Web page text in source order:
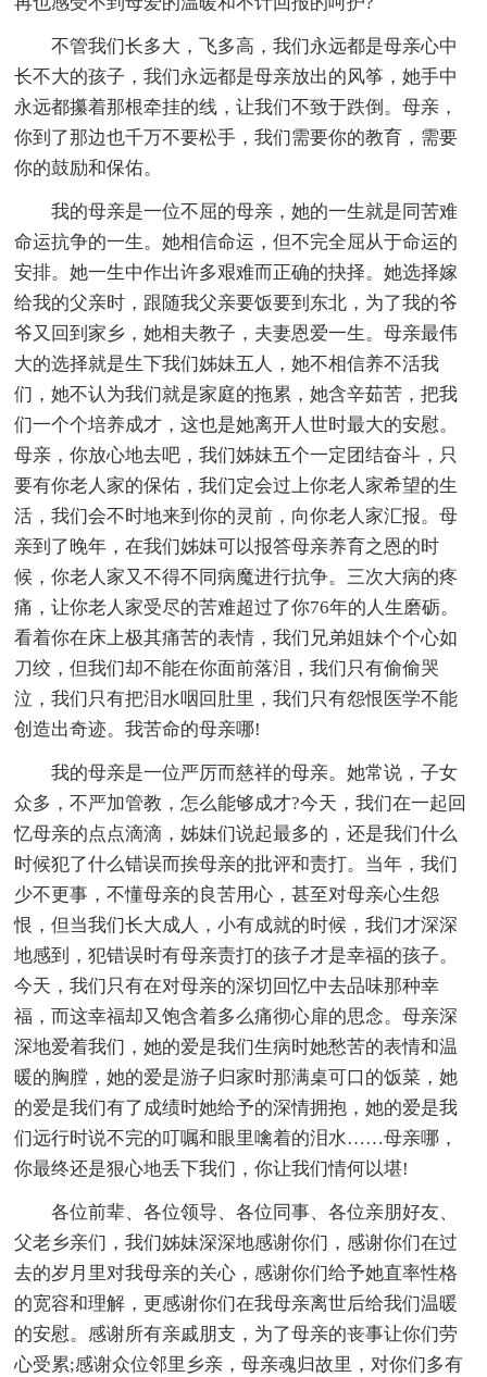
不管我们长多大，飞多高，我们永远都是母亲心中
长不大的孩子，我们永远都是母亲放出的风筝，她手中
永远都攥着那根牵挂的线，让我们不致于跌倒。母亲，
你到了那边也千万不要松手，我们需要你的教育，需要
你的鼓励和保佑。
我的母亲是一位不屈的母亲，她的一生就是同苦难
命运抗争的一生。她相信命运，但不完全屈从于命运的
安排。她一生中作出许多艰难而正确的抉择。她选择嫁
给我的父亲时，跟随我父亲要饭要到东北，为了我的爷
爷又回到家乡，她相夫教子，夫妻恩爱一生。母亲最伟
大的选择就是生下我们姊妹五人，她不相信养不活我
们，她不认为我们就是家庭的拖累，她含辛茹苦，把我
们一个个培养成才，这也是她离开人世时最大的安慰。
母亲，你放心地去吧，我们姊妹五个一定团结奋斗，只
要有你老人家的保佑，我们定会过上你老人家希望的生
活，我们会不时地来到你的灵前，向你老人家汇报。母
亲到了晚年，在我们姊妹可以报答母亲养育之恩的时
候，你老人家又不得不同病魔进行抗争。三次大病的疼
痛，让你老人家受尽的苦难超过了你76年的人生磨砺。
看着你在床上极其痛苦的表情，我们兄弟姐妹个个心如
刀绞，但我们却不能在你面前落泪，我们只有偷偷哭
泣，我们只有把泪水咽回肚里，我们只有怨恨医学不能
创造出奇迹。我苦命的母亲哪!
我的母亲是一位严厉而慈祥的母亲。她常说，子女
众多，不严加管教，怎么能够成才?今天，我们在一起回
忆母亲的点点滴滴，姊妹们说起最多的，还是我们什么
时候犯了什么错误而挨母亲的批评和责打。当年，我们
少不更事，不懂母亲的良苦用心，甚至对母亲心生怨
恨，但当我们长大成人，小有成就的时候，我们才深深
地感到，犯错误时有母亲责打的孩子才是幸福的孩子。
今天，我们只有在对母亲的深切回忆中去品味那种幸
福，而这幸福却又饱含着多么痛彻心扉的思念。母亲深
深地爱着我们，她的爱是我们生病时她愁苦的表情和温
暖的胸膛，她的爱是游子归家时那满桌可口的饭菜，她
的爱是我们有了成绩时她给予的深情拥抱，她的爱是我
们远行时说不完的叮嘱和眼里噙着的泪水……母亲哪，
你最终还是狠心地丢下我们，你让我们情何以堪!
各位前辈、各位领导、各位同事、各位亲朋好友、
父老乡亲们，我们姊妹深深地感谢你们，感谢你们在过
去的岁月里对我母亲的关心，感谢你们给予她直率性格
的宽容和理解，更感谢你们在我母亲离世后给我们温暖
的安慰。感谢所有亲戚朋支，为了母亲的丧事让你们劳
心受累;感谢众位邻里乡亲，母亲魂归故里，对你们多有